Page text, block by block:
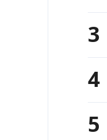
3
4
5